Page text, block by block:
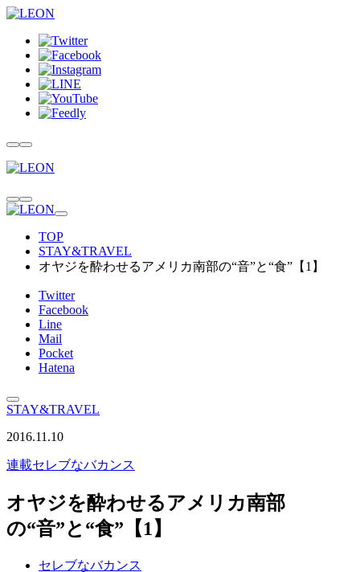
TOP
STAY&TRAVEL
オヤジを酔わせるアメリカ南部の“音”と“食”【1】
Twitter
Facebook
Line
Mail
Pocket
Hatena
STAY&TRAVEL
2016.11.10
連載セレブなバカンス
オヤジを酔わせるアメリカ南部
の“音”と“食”【1】
セレブなバカンス